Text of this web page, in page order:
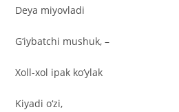
Deya miyovladi
G‘iybatchi mushuk, –
Xoll-xol ipak ko‘ylak
Kiyadi o‘zi,